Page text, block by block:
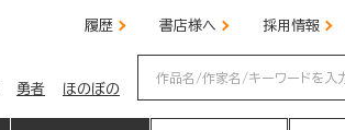
履歴 書店様へ 採用情報
勇者 ほのぼの